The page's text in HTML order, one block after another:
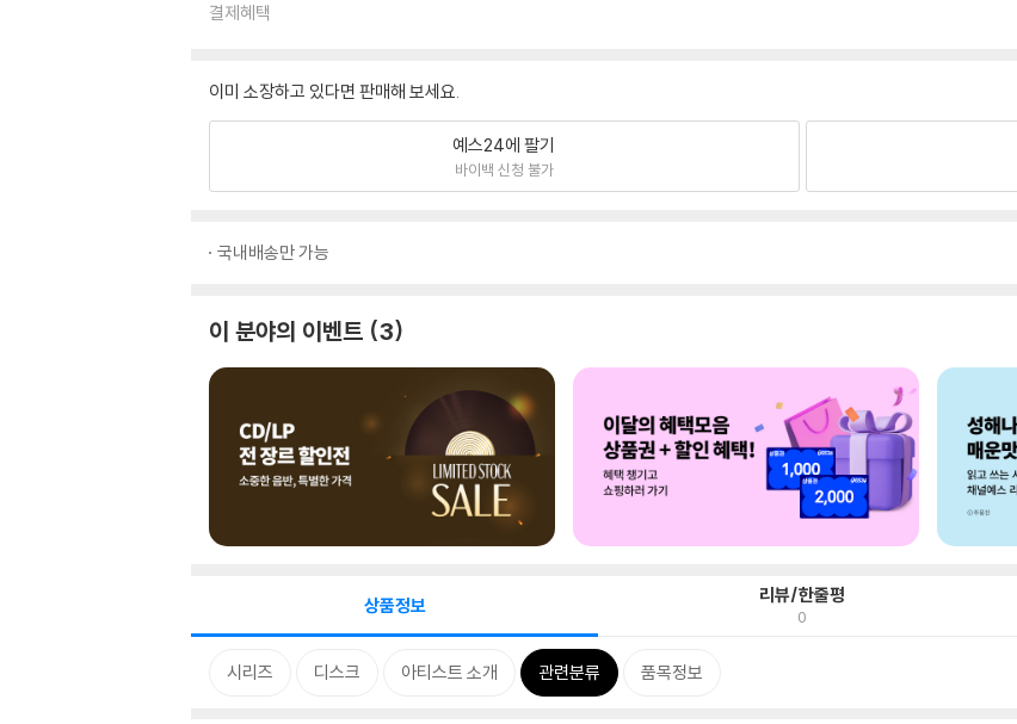
결제혜택
이미 소장하고 있다면 판매해 보세요.
예스24에 팔기
바이백 신청 불가
국내배송만 가능
이 분야의 이벤트 3
상품정보 리뷰/한줄평
0
시리즈 디스크 아티스트 소개 관련분류 품목정보